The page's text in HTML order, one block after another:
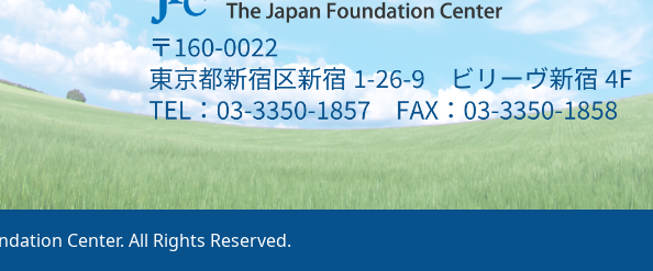
Center. All Rights Reserved.